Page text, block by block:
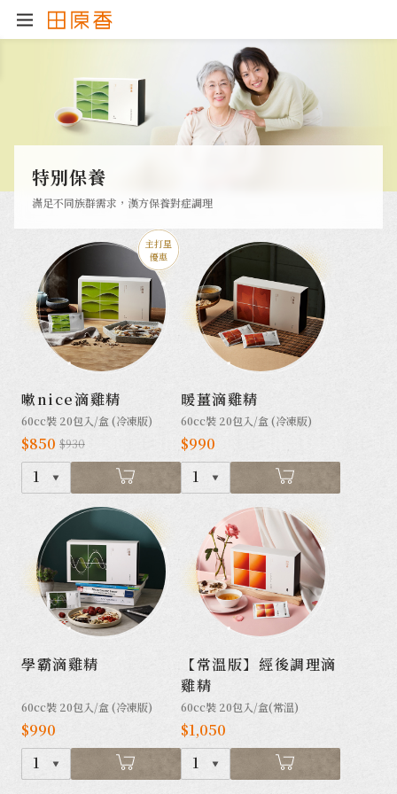
特別保養
滿足不同族群需求，漢方保養對症調理
主打星
優惠
嗽nice滴雞精
60cc裝 20包入/盒 (冷凍版)
$850 $930
1
暖薑滴雞精
60cc裝 20包入/盒 (冷凍版)
$990
1
學霸滴雞精
60cc裝 20包入/盒 (冷凍版)
$990
1
【常溫版】經後調理滴
雞精
60cc裝 20包入/盒(常溫)
$1,050
1